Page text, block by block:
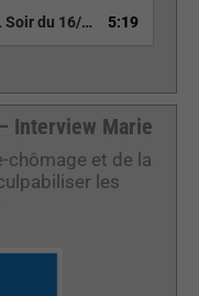
du 16/03/18 5:19
Interview Marie
chômage et de la
les